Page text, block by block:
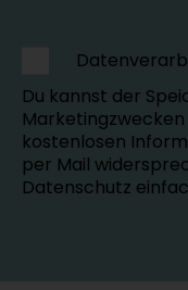
Du kannst der
kostenlosen
per Mail
Datenschutz